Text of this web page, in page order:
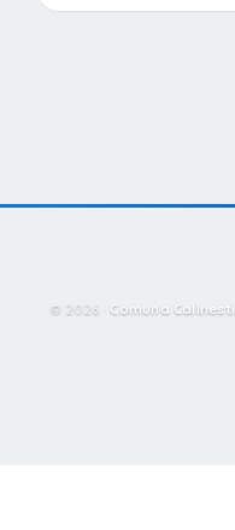
© 2026 · Comuna Calinesti